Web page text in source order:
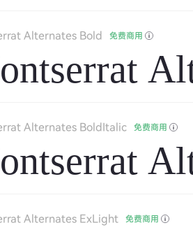
Alternates Bold 免费商用
Alternates BoldItalic 免费商用
Alternates ExLight 免费商用